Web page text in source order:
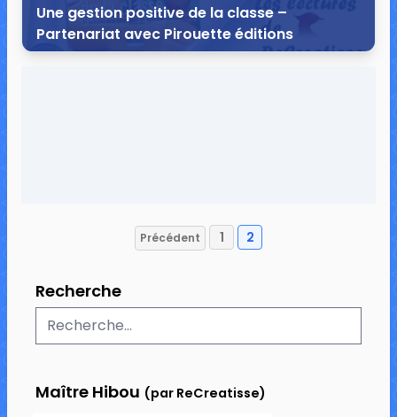
Une gestion positive de la classe –
Partenariat avec Pirouette éditions
Pagination
Précédent 1 2
Recherche
Maître Hibou (par ReCreatisse)